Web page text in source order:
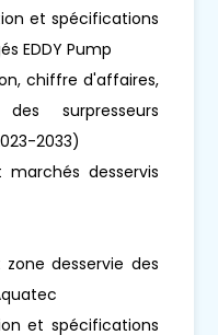
et spécifications
EDDY Pump
chiffre d'affaires,
surpresseurs
2033)
marchés desservis
zone desservie des
et spécifications